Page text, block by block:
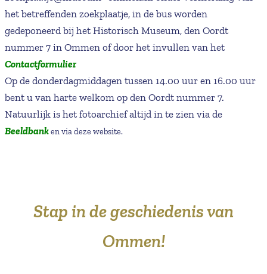
het betreffenden zoekplaatje, in de bus worden
gedeponeerd bij het Historisch Museum, den Oordt
nummer 7 in Ommen of door het invullen van het
Contactformulier
Op de donderdagmiddagen tussen 14.00 uur en 16.00 uur
bent u van harte welkom op den Oordt nummer 7.
Natuurlijk is het fotoarchief altijd in te zien via de
Beeldbanken via deze website.
Stap in de geschiedenis van
Ommen!